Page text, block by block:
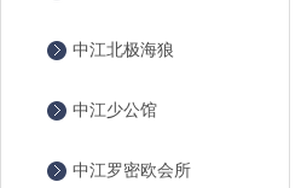
中江北极海狼
中江少公馆
中江罗密欧会所